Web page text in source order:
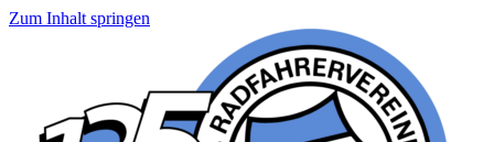
Zum Inhalt springen